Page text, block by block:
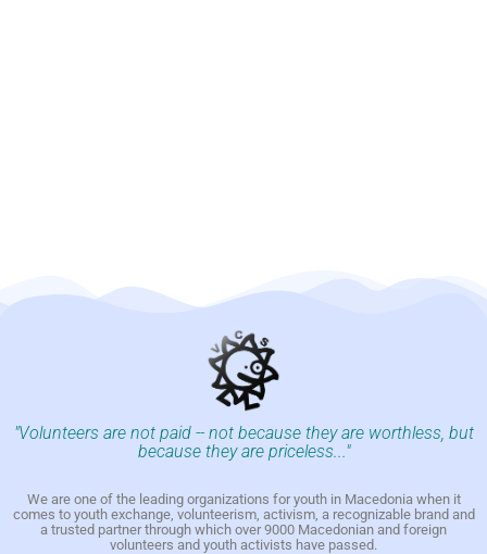
"Volunteers are not paid -- not because they are worthless, but
because they are priceless..."
We are one of the leading organizations for youth in Macedonia when it
comes to youth exchange, volunteerism, activism, a recognizable brand and
a trusted partner through which over 9000 Macedonian and foreign
volunteers and youth activists have passed.